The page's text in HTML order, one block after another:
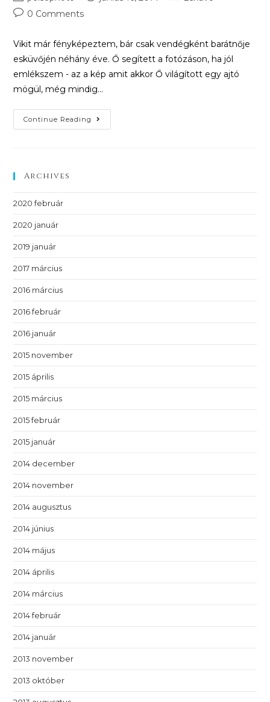
0 Comments
Vikit már fényképeztem, bár csak vendégként barátnője
esküvőjén néhány éve. Ő segített a fotózáson, ha jól
emlékszem - az a kép amit akkor Ő világított egy ajtó
mögül, még mindig…
Continue Reading
Archives
2020 február
2020 január
2019 január
2017 március
2016 március
2016 február
2016 január
2015 november
2015 április
2015 március
2015 február
2015 január
2014 december
2014 november
2014 augusztus
2014 június
2014 május
2014 április
2014 március
2014 február
2014 január
2013 november
2013 október